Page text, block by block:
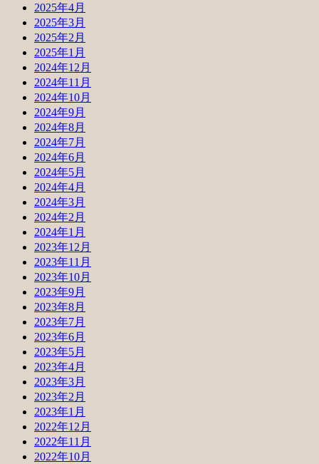
2025年4月
2025年3月
2025年2月
2025年1月
2024年12月
2024年11月
2024年10月
2024年9月
2024年8月
2024年7月
2024年6月
2024年5月
2024年4月
2024年3月
2024年2月
2024年1月
2023年12月
2023年11月
2023年10月
2023年9月
2023年8月
2023年7月
2023年6月
2023年5月
2023年4月
2023年3月
2023年2月
2023年1月
2022年12月
2022年11月
2022年10月